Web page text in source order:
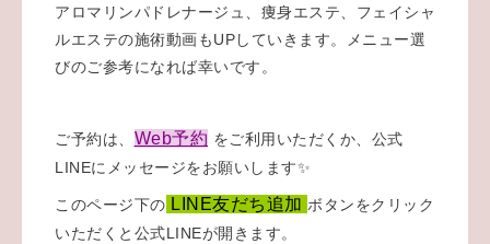
アロマリンパドレナージュ、痩身エステ、フェイシャ
ルエステの施術動画もUPしていきます。メニュー選
びのご参考になれば幸いです。
ご予約は、 Web予約 をご利用いただくか、公式
LINEにメッセージをお願いします✨
このページ下の LINE友だち追加 ボタンをクリック
いただくと公式LINEが開きます。